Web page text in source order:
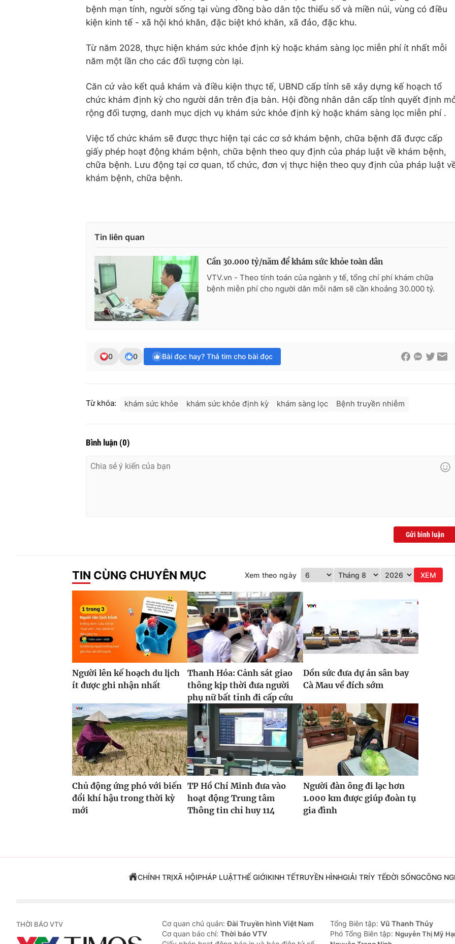
bệnh mạn tính, người sống tại vùng đồng bào dân tộc thiểu số và miền núi, vùng có điều
kiện kinh tế - xã hội khó khăn, đặc biệt khó khăn, xã đảo, đặc khu.
Từ năm 2028, thực hiện khám sức khỏe định kỳ hoặc khám sàng lọc miễn phí ít nhất mỗi
năm một lần cho các đối tượng còn lại.
Căn cứ vào kết quả khám và điều kiện thực tế, UBND cấp tỉnh sẽ xây dựng kế hoạch tổ
chức khám định kỳ cho người dân trên địa bàn. Hội đồng nhân dân cấp tỉnh quyết định
rộng đối tượng, danh mục dịch vụ khám sức khỏe định kỳ hoặc khám sàng lọc miễn phí .
Việc tổ chức khám sẽ được thực hiện tại các cơ sở khám bệnh, chữa bệnh đã được cấp
giấy phép hoạt động khám bệnh, chữa bệnh theo quy định của pháp luật về khám bệnh,
chữa bệnh. Lưu động tại cơ quan, tổ chức, đơn vị thực hiện theo quy định của pháp luật
khám bệnh, chữa bệnh.
Tin liên quan
Cần 30.000 tỷ/năm để khám sức khỏe toàn dân
VTV.vn - Theo tính toán của ngành y tế, tổng chí phí khám chữa
bệnh miễn phí cho người dân mỗi năm sẽ cần khoảng 30.000 tỷ.
0 0 Bài đọc hay? Thả tim cho bài đọc
Từ khóa: khám sức khỏe khám sức khỏe định kỳ khám sàng lọc Bệnh truyền nhiễm
Bình luận (0)
Gửi bình luận
TIN CÙNG CHUYÊN MỤC Xem theo ngày XEM
Người lên kế hoạch du lịch
ít được ghi nhận nhất
Thanh Hóa: Cảnh sát giao
thông kịp thời đưa người
phụ nữ bất tỉnh đi cấp cứu
Dồn sức đưa dự án sân bay
Cà Mau về đích sớm
Chủ động ứng phó với biến
đổi khí hậu trong thời kỳ
mới
TP Hồ Chí Minh đưa vào
hoạt động Trung tâm
Thông tin chỉ huy 114
Người đàn ông đi lạc hơn
1.000 km được giúp đoàn tụ
gia đình
CHÍNH TRỊXÃ HỘIPHÁP LUẬTTHẾ GIỚIKINH TẾTRUYỀN HÌNHGIẢI TRÍY TẾĐỜI SỐNGCÔNG
THỜI BÁO VTV Cơ quan chủ quản:Đài Truyền hình Việt Nam
Cơ quan báo chí: Thời báo VTV
Tổng Biên tập: Vũ Thanh Thủy
Phó Tổng Biên tập: Nguyễn Thị Mỹ